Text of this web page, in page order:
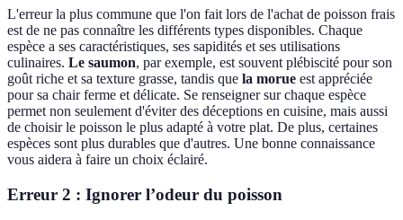
L'erreur la plus commune que l'on fait lors de l'achat de poisson frais
est de ne pas connaître les différents types disponibles. Chaque
espèce a ses caractéristiques, ses sapidités et ses utilisations
culinaires. Le saumon, par exemple, est souvent plébiscité pour son
goût riche et sa texture grasse, tandis que la morue est appréciée
pour sa chair ferme et délicate. Se renseigner sur chaque espèce
permet non seulement d'éviter des déceptions en cuisine, mais aussi
de choisir le poisson le plus adapté à votre plat. De plus, certaines
espèces sont plus durables que d'autres. Une bonne connaissance
vous aidera à faire un choix éclairé.
Erreur 2 : Ignorer l’odeur du poisson